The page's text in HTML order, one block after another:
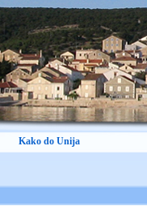
Kako do Unija